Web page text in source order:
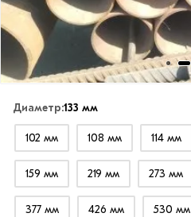
Диаметр:133 мм
102 мм 108 мм 114 мм
159 мм 219 мм 273 мм
377 мм 426 мм 530 мм